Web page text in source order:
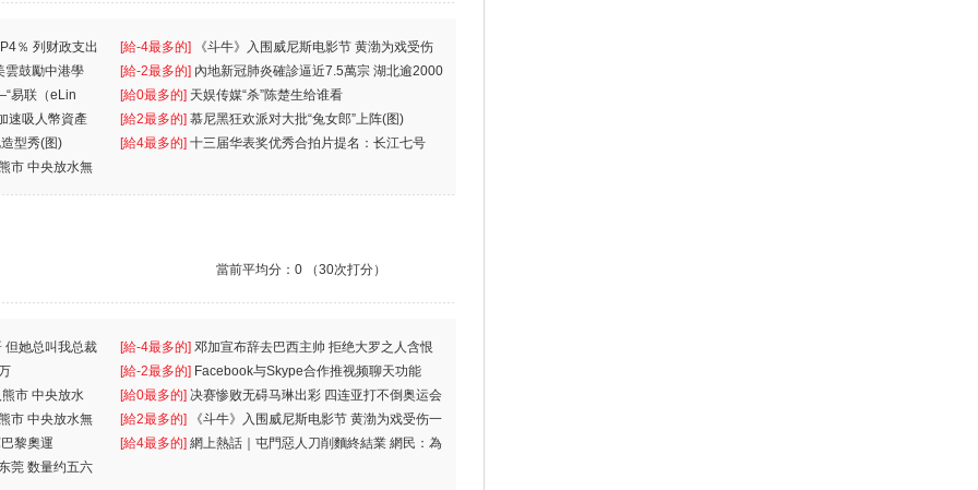
％ 列财政支出 [給-4最多的]
《斗牛》入围威尼斯电影节 黄渤为戏受伤
一
雲鼓勵中港學 [給-2最多的] 內地新冠肺炎確診逼近7.5萬宗 湖北逾2000
人
易联（eLin [給0最多的] 天娱传媒“杀”陈楚生给谁看
速吸人幣資產
[給2最多的] 慕尼黑狂欢派对大批“兔女郎”上阵(图)
型秀(图)
[給4最多的] 十三届华表奖优秀合拍片提名：长江七号
市 中央放水無
當前平均分： 0 （30次打分）
但她总叫我总裁 [給-4最多的] 邓加宣布辞去巴西主帅 拒绝大罗之人含恨
离
[給-2最多的] Facebook与Skype合作推视频聊天功能
市 中央放水
[給0最多的] 决赛惨败无碍马琳出彩 四连亚打不倒奥运会
市 中央放水無
[給2最多的]
《斗牛》入围威尼斯电影节 黄渤为戏受伤一
黎奧運
[給4最多的] 網上熱話｜屯門惡人刀削麵終結業 網民：為
莞 数量约五六